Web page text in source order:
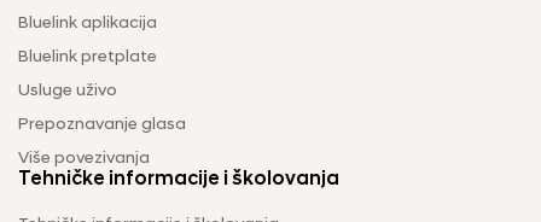
Bluelink aplikacija
Bluelink pretplate
Usluge uživo
Prepoznavanje glasa
Više povezivanja
Tehničke informacije i školovanja